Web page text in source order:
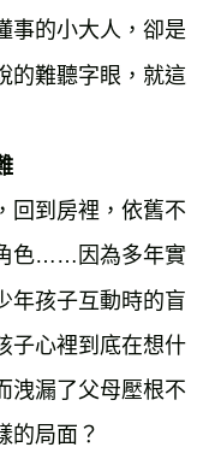
事的小大人，卻是
的難聽字眼，就這
回到房裡，依舊不
色……因為多年實
年孩子互動時的盲
子心裡到底在想什
洩漏了父母壓根不
的局面？